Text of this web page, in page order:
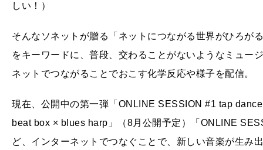
しい！）
そんなソネットが贈る「ネットにつながる世界がひろが
をキーワードに、普段、交わることがないようなミュー
ネットでつながることでおこす化学反応や様子を配信。
現在、公開中の第一弾「ONLINE SESSION #1 tap
beat box × blues harp」（8月公開予定）「ONLINE
ど、インターネットでつなぐことで、新しい音楽が生み